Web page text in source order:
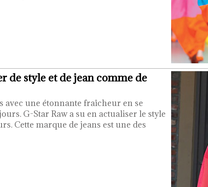
de style et de jean comme de
avec une étonnante fraîcheur en se
G-Star Raw a su en actualiser le style
Cette marque de jeans est une des